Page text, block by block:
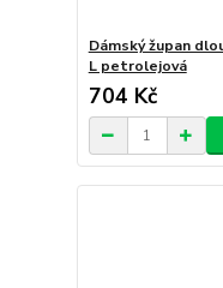
Dámský župan
L petrolejová
704 Kč